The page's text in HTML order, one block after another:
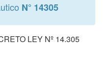
N° 14305
LEY Nº 14.305